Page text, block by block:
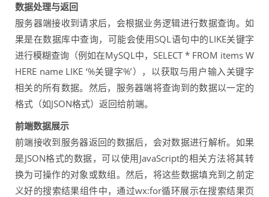
数据处理与返回
服务器端接收到请求后，会根据业务逻辑进行数据查询。如
果是在数据库中查询，可能会使用SQL语句中的LIKE关键字
进行模糊查询（例如在MySQL中，SELECT * FROM items W
HERE name LIKE ‘%关键字%’），以获取与用户输入关键字
相关的所有数据。然后，服务器端将查询到的数据以一定的
格式（如JSON格式）返回给前端。
前端数据展示
前端接收到服务器返回的数据后，会对数据进行解析。如果
是JSON格式的数据，可以使用JavaScript的相关方法将其转
换为可操作的对象或数组。然后，将这些数据填充到之前定
义好的搜索结果组件中，通过wx:for循环展示在搜索结果页